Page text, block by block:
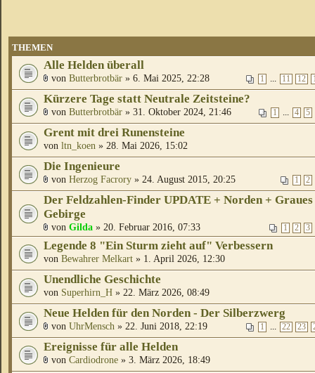
THEMEN
Alle Helden überall
1 ... 11 12
von Butterbrotbär » 6. Mai 2025, 22:28
Kürzere Tage statt Neutrale Zeitsteine?
1 ... 4 5
von Butterbrotbär » 31. Oktober 2024, 21:46
Grent mit drei Runensteine
von ltn_koen » 28. Mai 2026, 15:02
Die Ingenieure
1 2
von Herzog Facrory » 24. August 2015, 20:25
Der Feldzahlen-Finder UPDATE + Norden + Graues
Gebirge
1 2 3
von Gilda » 20. Februar 2016, 07:33
Legende 8 "Ein Sturm zieht auf" Verbessern
von Bewahrer Melkart » 1. April 2026, 12:30
Unendliche Geschichte
von Superhirn_H » 22. März 2026, 08:49
Neue Helden für den Norden - Der Silberzwerg
1 ... 22 23
von UhrMensch » 22. Juni 2018, 22:19
Ereignisse für alle Helden
von Cardiodrone » 3. März 2026, 18:49